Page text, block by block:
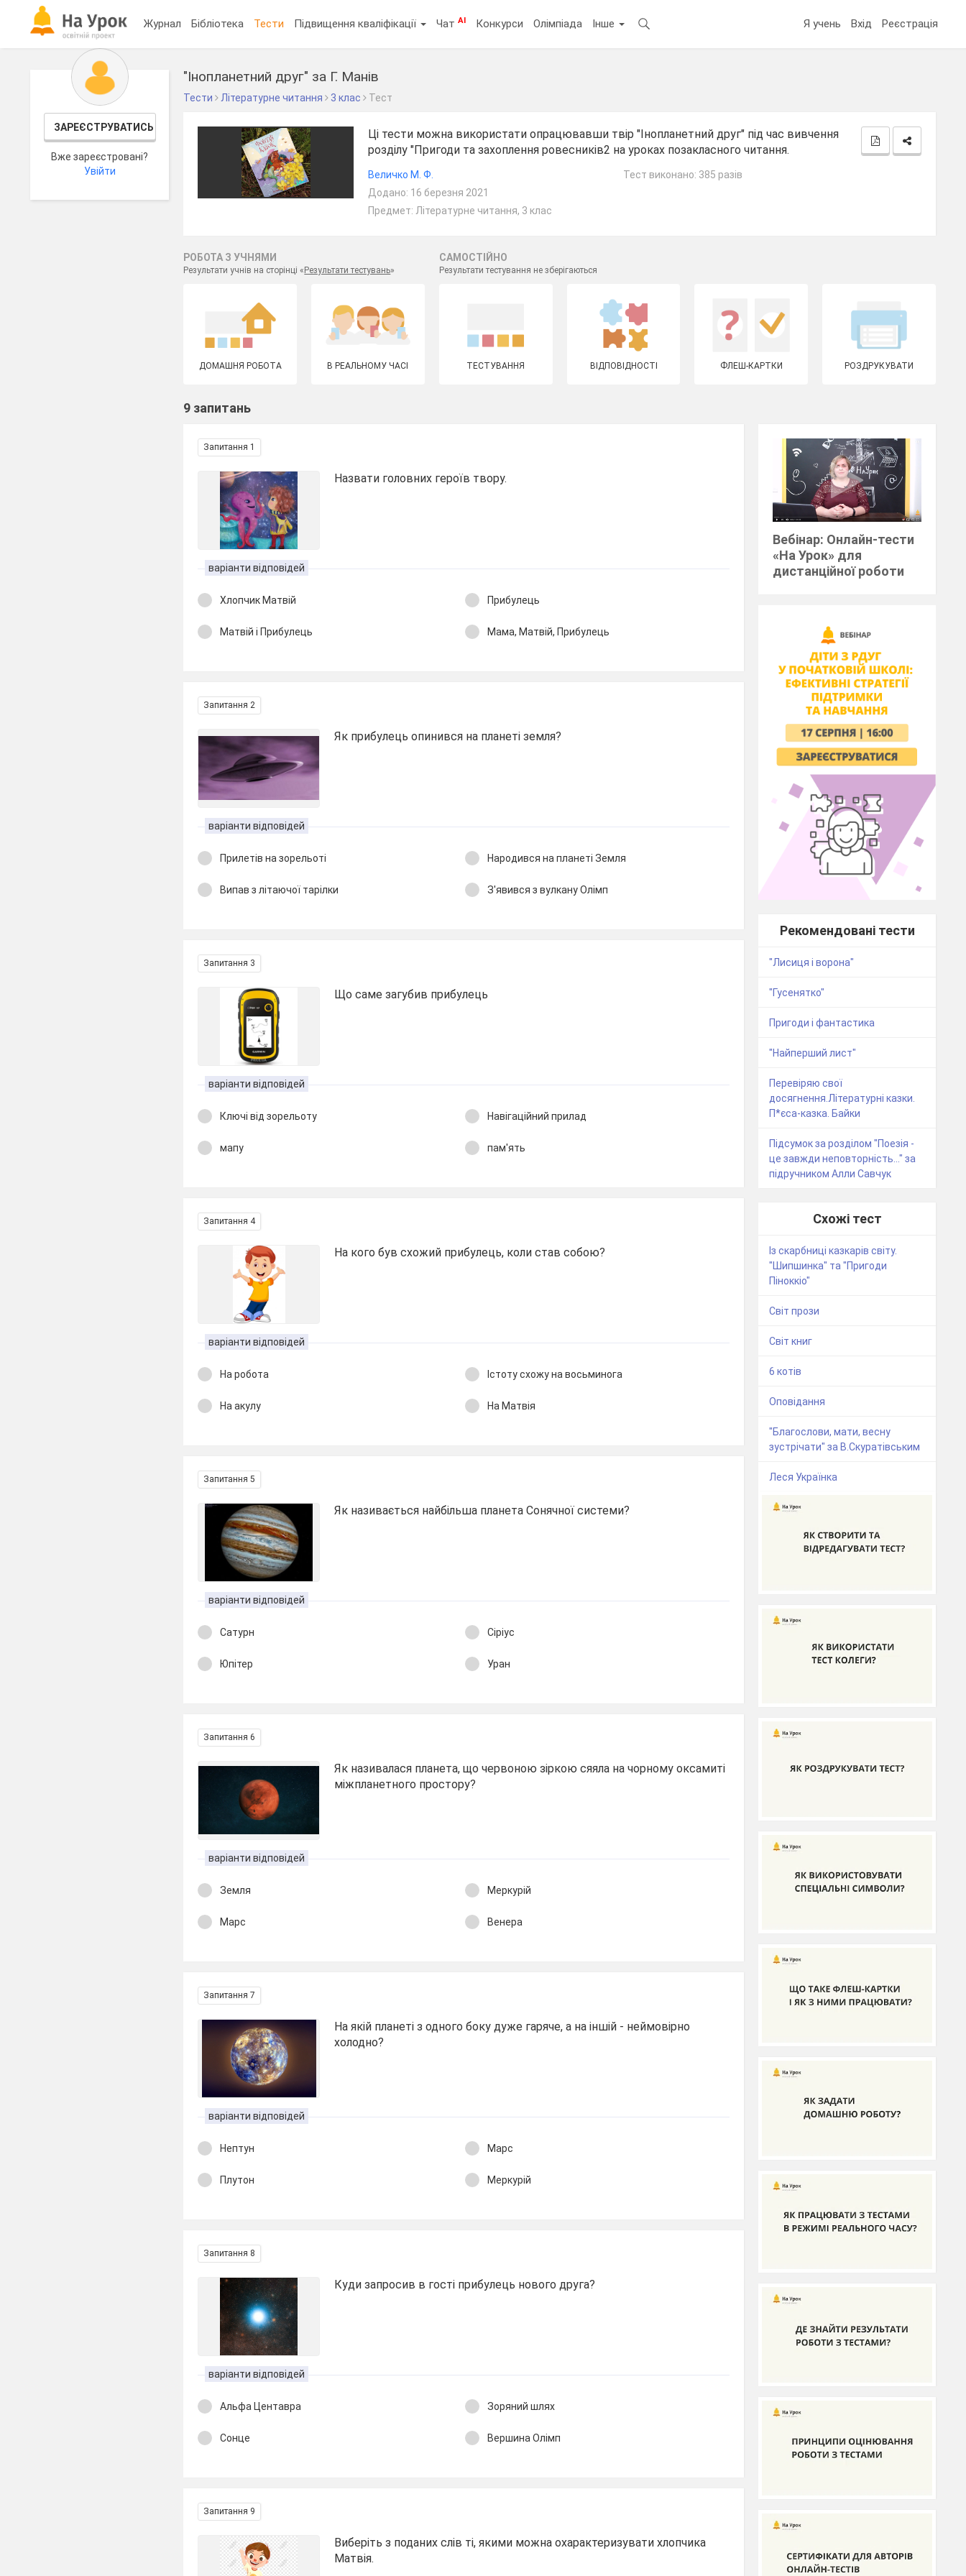
Журнал Бібліотека Тести Підвищення кваліфікації ЧатAI Конкурси Олімпіада Інше Я учень Вхід Реєстрація
ЗАРЕЄСТРУВАТИСЬ
Вже зареєстровані?
Увійти
"Інопланетний друг" за Г. Манів
Тести Літературне читання 3 клас Тест
Ці тести можна використати опрацювавши твір "Інопланетний друг" під час вивчення
розділу "Пригоди та захоплення ровесників2 на уроках позакласного читання.
Величко М. Ф.
Додано: 16 березня 2021
Предмет: Літературне читання, 3 клас
Тест виконано: 385 разів
РОБОТА З УЧНЯМИ
Результати учнів на сторінці «Результати тестувань»
САМОСТІЙНО
Результати тестування не зберігаються
ДОМАШНЯ РОБОТА В РЕАЛЬНОМУ ЧАСІ ТЕСТУВАННЯ ВІДПОВІДНОСТІ ФЛЕШ-КАРТКИ РОЗДРУКУВАТИ
9 запитань
Запитання 1
Назвати головних героїв твору.
варіанти відповідей
Хлопчик Матвій Прибулець
Матвій і Прибулець Мама, Матвій, Прибулець
Запитання 2
Як прибулець опинився на планеті земля?
варіанти відповідей
Прилетів на зорельоті Народився на планеті Земля
Випав з літаючої тарілки З'явився з вулкану Олімп
Запитання 3
Що саме загубив прибулець
варіанти відповідей
Ключі від зорельоту Навігаційний прилад
мапу пам'ять
Запитання 4
На кого був схожий прибулець, коли став собою?
варіанти відповідей
На робота Істоту схожу на восьминога
На акулу На Матвія
Запитання 5
Як називається найбільша планета Сонячної системи?
варіанти відповідей
Сатурн Сіріус
Юпітер Уран
Запитання 6
Як називалася планета, що червоною зіркою сяяла на чорному оксамиті
міжпланетного простору?
варіанти відповідей
Земля Меркурій
Марс Венера
Запитання 7
На якій планеті з одного боку дуже гаряче, а на іншій - неймовірно
холодно?
варіанти відповідей
Нептун Марс
Плутон Меркурій
Запитання 8
Куди запросив в гості прибулець нового друга?
варіанти відповідей
Альфа Центавра Зоряний шлях
Сонце Вершина Олімп
Запитання 9
Виберіть з поданих слів ті, якими можна охарактеризувати хлопчика
Матвія.
Вебінар: Онлайн-тести
«На Урок» для
дистанційної роботи
Рекомендовані тести
"Лисиця і ворона"
"Гусенятко"
Пригоди і фантастика
"Найперший лист"
Перевіряю свої
досягнення.Літературні казки.
П*єса-казка. Байки
Підсумок за розділом "Поезія -
це завжди неповторність..." за
підручником Алли Савчук
Схожі тест
Із скарбниці казкарів світу.
"Шипшинка" та "Пригоди
Піноккіо"
Світ прози
Світ книг
6 котів
Оповідання
"Благослови, мати, весну
зустрічати" за В.Скуратівським
Леся Українка